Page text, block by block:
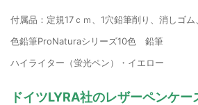
付属品：定規17ｃｍ、1穴鉛筆削り、消しゴム、
色鉛筆ProNaturaシリーズ10色 鉛筆
ハイライター（蛍光ペン）・イエロー
ドイツLYRA社のレザーペンケー